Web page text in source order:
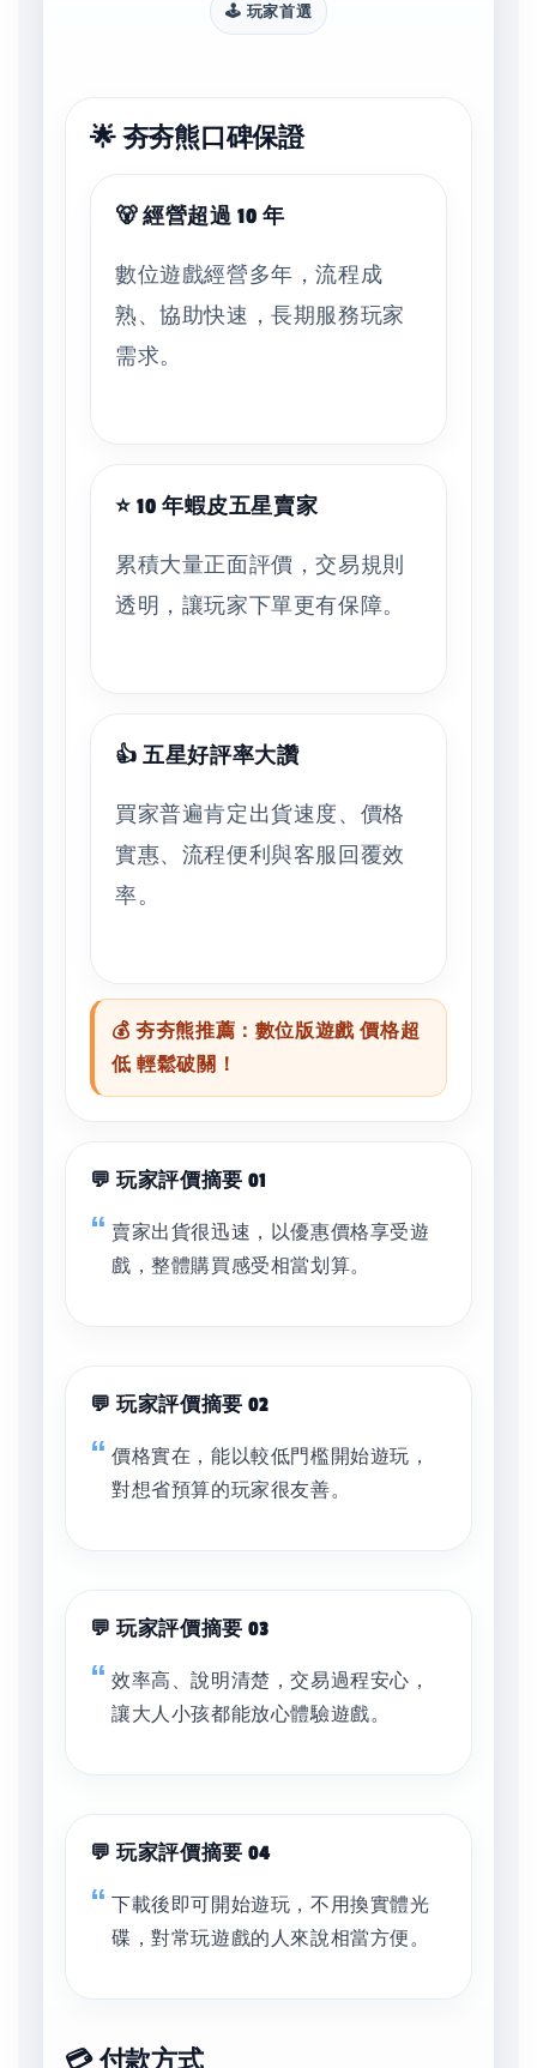
🕹️ 玩家首選
🌟 夯夯熊口碑保證
🐻 經營超過 10 年
數位遊戲經營多年，流程成
熟、協助快速，長期服務玩家
需求。
⭐ 10 年蝦皮五星賣家
累積大量正面評價，交易規則
透明，讓玩家下單更有保障。
👍 五星好評率大讚
買家普遍肯定出貨速度、價格
實惠、流程便利與客服回覆效
率。
💰 夯夯熊推薦：數位版遊戲 價格超
低 輕鬆破關！
💬 玩家評價摘要 01
賣家出貨很迅速，以優惠價格享受遊
戲，整體購買感受相當划算。
💬 玩家評價摘要 02
價格實在，能以較低門檻開始遊玩，
對想省預算的玩家很友善。
💬 玩家評價摘要 03
效率高、說明清楚，交易過程安心，
讓大人小孩都能放心體驗遊戲。
💬 玩家評價摘要 04
下載後即可開始遊玩，不用換實體光
碟，對常玩遊戲的人來說相當方便。
💳 付款方式